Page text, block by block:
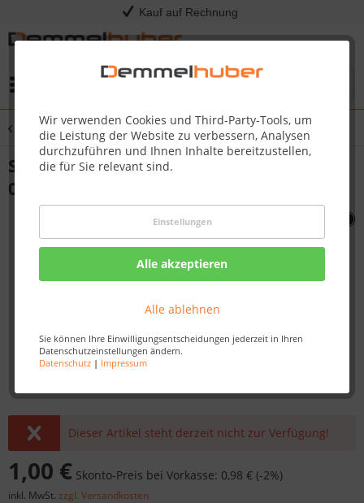
Kauf auf Rechnung
Wir verwenden Cookies und Third-Party-Tools, um
die Leistung der Website zu verbessern, Analysen
durchzuführen und Ihnen Inhalte bereitzustellen,
die für Sie relevant sind.
Einstellungen
Alle akzeptieren
Alle ablehnen
Sie können Ihre Einwilligungsentscheidungen jederzeit in Ihren
Datenschutzeinstellungen ändern.
Datenschutz| Impressum
Übersicht Sonstige Ersatzteile
SCREW LID PIVOT 325/410/495 #Z580-
0004
Dieser Artikel steht derzeit nicht zur Verfügung!
1,00 € Skonto-Preis bei Vorkasse: 0,98 € (-2%)
inkl. MwSt. zzgl. Versandkosten